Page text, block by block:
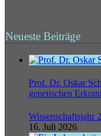
Neueste Beiträge
Prof. Dr. Oskar
genetischen
Wissenschaftsjahr
16. Juli 2026